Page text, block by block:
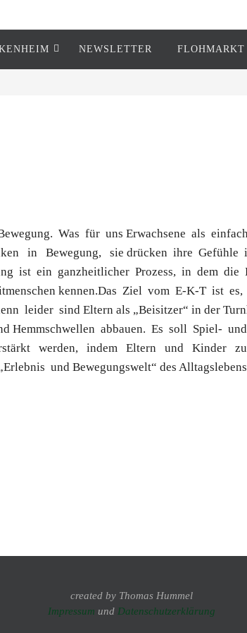
NEWSLETTER FLOHMARKT
Was für uns Erwachsene als
in Bewegung, sie drücken ihre Gefühle
ist ein ganzheitlicher Prozess, in dem
kennen.Das Ziel vom E-K-T ist
leider sind Eltern als „Beisitzer“ in der
abbauen. Es soll Spiel-
werden, indem Eltern und Kinder
und Bewegungswelt“ des
created by Thomas Hummel
Impressum und Datenschutzerklärung